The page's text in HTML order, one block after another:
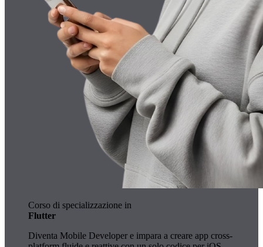
Corso di specializzazione in
Flutter
Diventa Mobile Developer e impara a creare app cross-